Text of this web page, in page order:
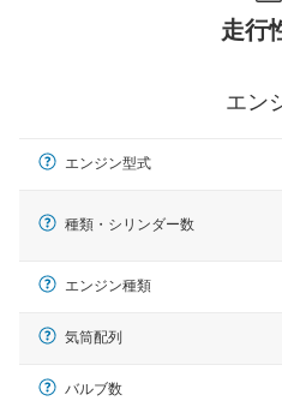
走行
エン
エンジン型式
種類・シリンダー数
エンジン種類
気筒配列
バルブ数